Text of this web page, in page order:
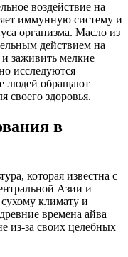
воздействие на
иммунную систему и
организма. Масло из
действием на
и заживить мелкие
исследуются
людей обращают
своего здоровья.
в
которая известна с
Азии и
климату и
времена айва
из-за своих целебных